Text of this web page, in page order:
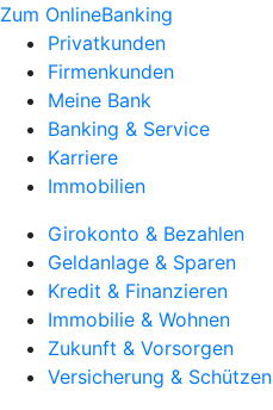
Zum OnlineBanking
Privatkunden
Firmenkunden
Meine Bank
Banking & Service
Karriere
Immobilien
Girokonto & Bezahlen
Geldanlage & Sparen
Kredit & Finanzieren
Immobilie & Wohnen
Zukunft & Vorsorgen
Versicherung & Schützen